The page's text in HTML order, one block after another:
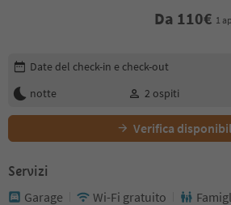
Da 110€ 1
Modifica i dettagli della prenotazione
Date del check-in e check-out
notte
2 ospiti
Verifica
Servizi
Garage Wi-Fi gratuito